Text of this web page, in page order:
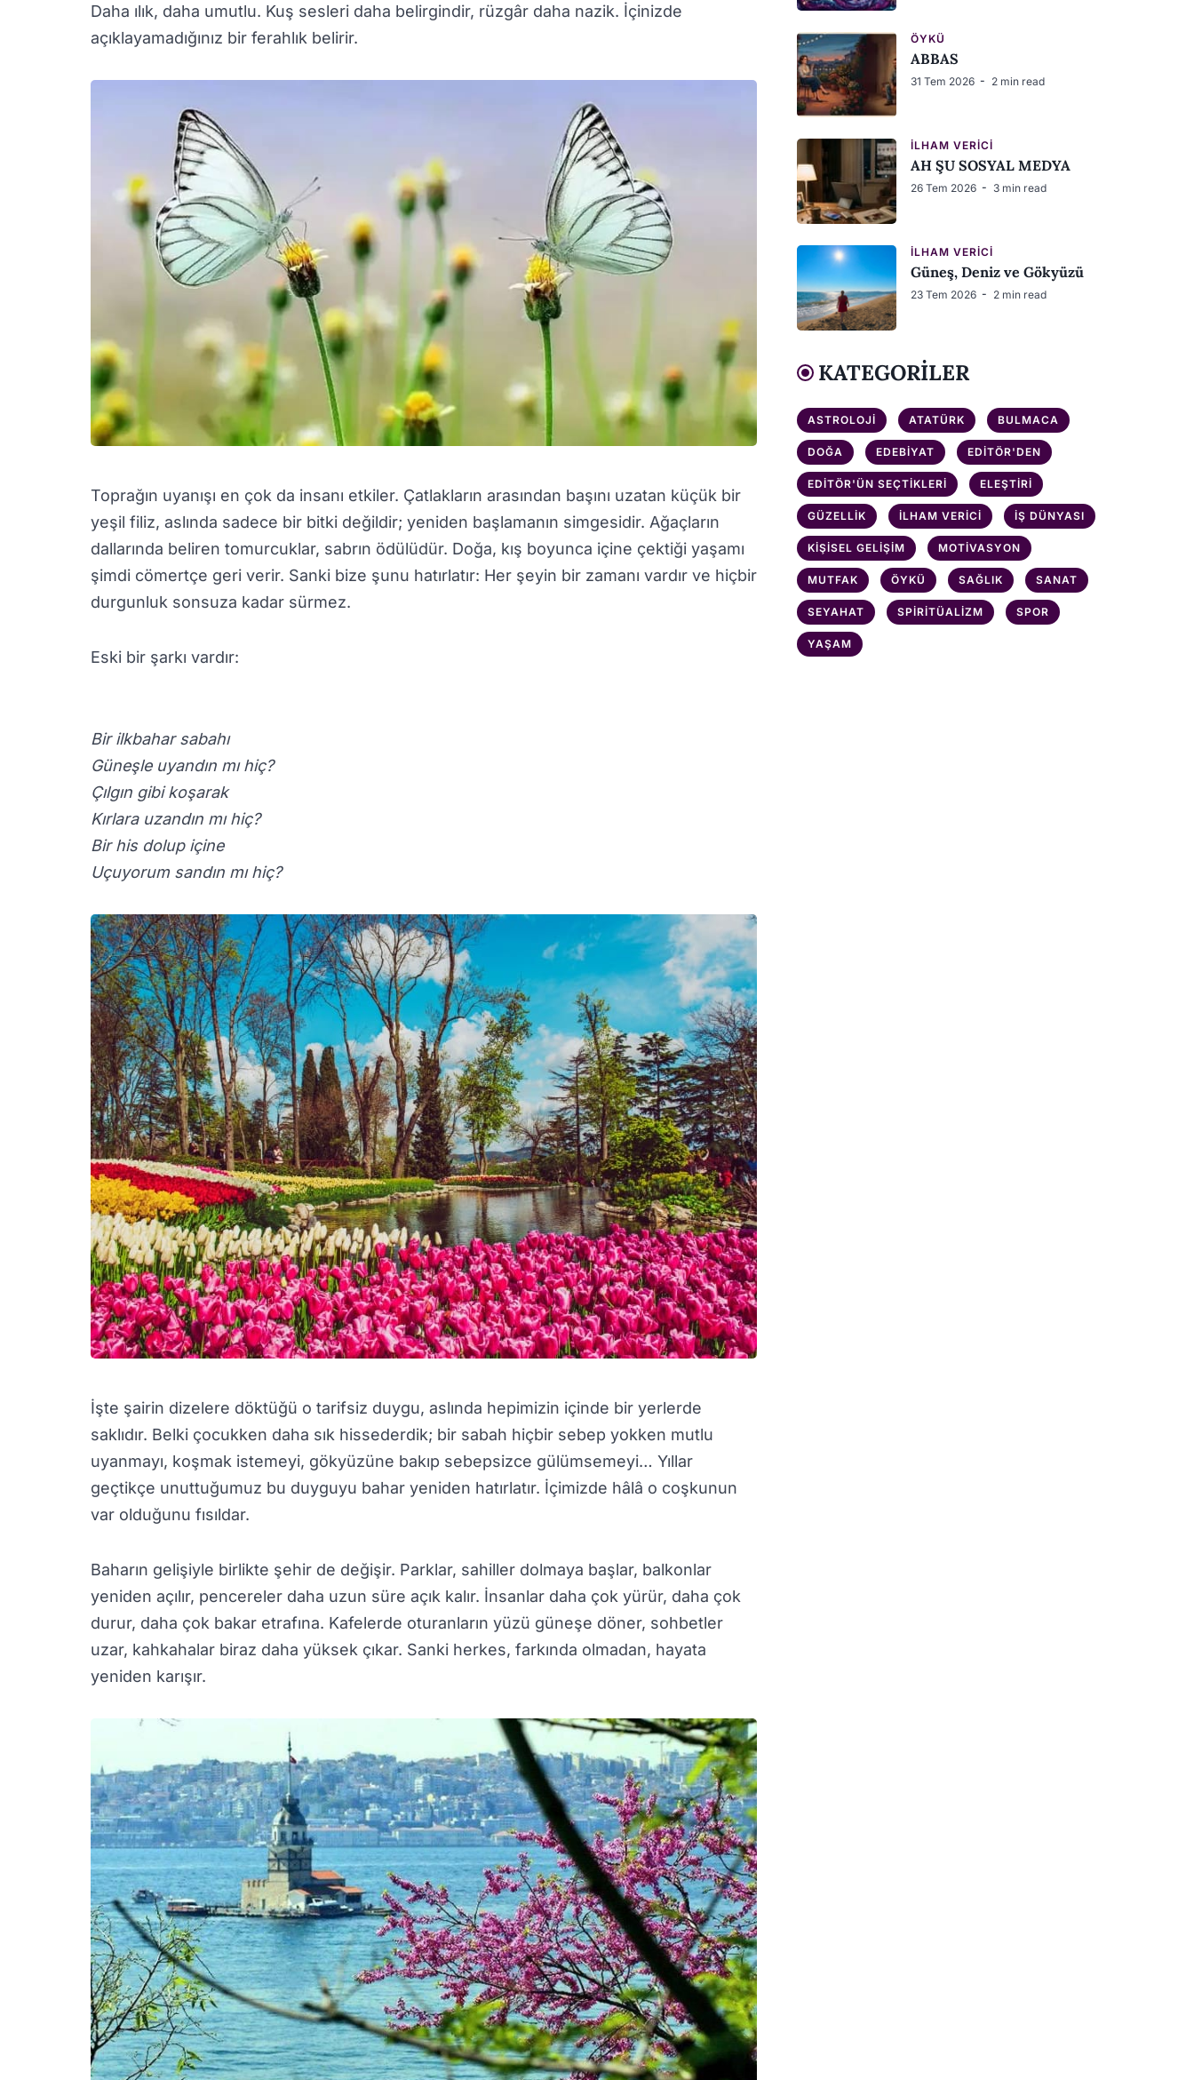
Daha ılık, daha umutlu. Kuş sesleri daha belirgindir, rüzgâr daha nazik. İçinizde
açıklayamadığınız bir ferahlık belirir.
Toprağın uyanışı en çok da insanı etkiler. Çatlakların arasından başını uzatan küçük bir
yeşil filiz, aslında sadece bir bitki değildir; yeniden başlamanın simgesidir. Ağaçların
dallarında beliren tomurcuklar, sabrın ödülüdür. Doğa, kış boyunca içine çektiği yaşamı
şimdi cömertçe geri verir. Sanki bize şunu hatırlatır: Her şeyin bir zamanı vardır ve hiçbir
durgunluk sonsuza kadar sürmez.
Eski bir şarkı vardır:
Bir ilkbahar sabahı
Güneşle uyandın mı hiç?
Çılgın gibi koşarak
Kırlara uzandın mı hiç?
Bir his dolup içine
Uçuyorum sandın mı hiç?
İşte şairin dizelere döktüğü o tarifsiz duygu, aslında hepimizin içinde bir yerlerde
saklıdır. Belki çocukken daha sık hissederdik; bir sabah hiçbir sebep yokken mutlu
uyanmayı, koşmak istemeyi, gökyüzüne bakıp sebepsizce gülümsemeyi… Yıllar
geçtikçe unuttuğumuz bu duyguyu bahar yeniden hatırlatır. İçimizde hâlâ o coşkunun
var olduğunu fısıldar.
Baharın gelişiyle birlikte şehir de değişir. Parklar, sahiller dolmaya başlar, balkonlar
yeniden açılır, pencereler daha uzun süre açık kalır. İnsanlar daha çok yürür, daha çok
durur, daha çok bakar etrafına. Kafelerde oturanların yüzü güneşe döner, sohbetler
uzar, kahkahalar biraz daha yüksek çıkar. Sanki herkes, farkında olmadan, hayata
yeniden karışır.
ÖYKÜ
ABBAS
31 Tem 2026 2 min read
İLHAM VERICI
AH ŞU SOSYAL MEDYA
26 Tem 2026 3 min read
İLHAM VERICI
Güneş, Deniz ve Gökyüzü
23 Tem 2026 2 min read
KATEGORILER
ASTROLOJI ATATÜRK BULMACA
DOĞA EDEBIYAT EDITÖR'DEN
EDITÖR'ÜN SEÇTIKLERI ELEŞTIRI
GÜZELLIK İLHAM VERICI İŞ DÜNYASI
KIŞISEL GELIŞIM MOTIVASYON
MUTFAK ÖYKÜ SAĞLIK SANAT
SEYAHAT SPIRITÜALIZM SPOR
YAŞAM